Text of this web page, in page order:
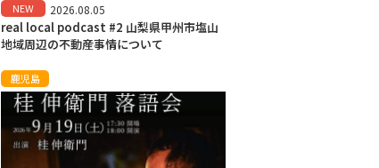
NEW 2026.08.05
real local podcast #2 山梨県甲州市塩山
地域周辺の不動産事情について
鹿児島